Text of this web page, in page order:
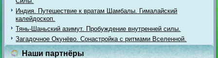
Индия. Путешествие к вратам Шамбалы. Гималайский
калейдоскоп.
Тянь-Шаньский азимут. Пробуждение внутренней силы.
Загадочное Окунёво. Сонастройка с ритмами Вселенной.
Наши партнёры